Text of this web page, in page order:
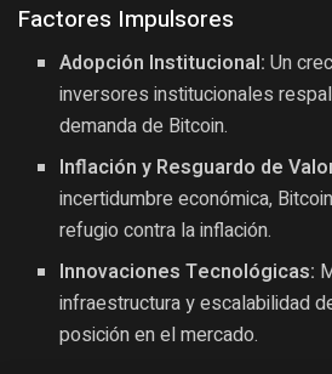
Factores Impulsores
Adopción Institucional: Un
inversores institucionales
demanda de Bitcoin.
Inflación y Resguardo de
incertidumbre económica,
refugio contra la inflación.
Innovaciones Tecnológicas:
infraestructura y escalabilidad
posición en el mercado.